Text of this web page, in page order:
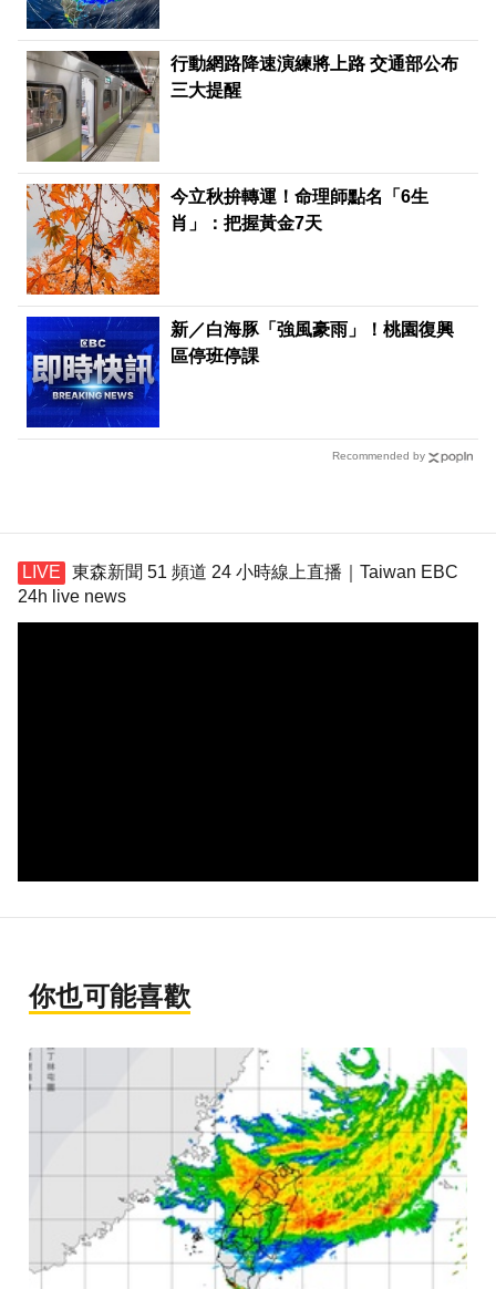
行動網路降速演練將上路 交通部公布
三大提醒
今立秋拚轉運！命理師點名「6生
肖」：把握黃金7天
新／白海豚「強風豪雨」！桃園復興
區停班停課
Recommended by
東森新聞 51 頻道 24 小時線上直播｜Taiwan EBC
24h live news
你也可能喜歡